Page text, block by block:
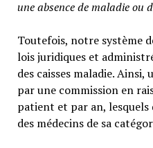
une absence de maladie ou
Toutefois, notre système
lois juridiques et
des caisses maladie.
par une commission en
patient et par an,
des médecins de sa